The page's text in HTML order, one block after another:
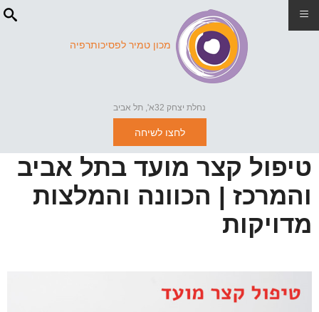
מכון טמיר לפסיכותרפיה
נחלת יצחק 32א', תל אביב
לחצו לשיחה
טיפול קצר מועד בתל אביב
והמרכז | הכוונה והמלצות
מדויקות
≡